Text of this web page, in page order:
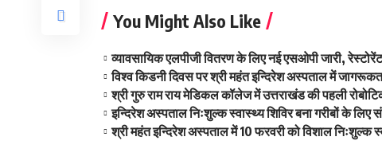
You Might Also Like
व्यावसायिक एलपीजी वितरण के लिए नई एसओपी जारी,
विश्व किडनी दिवस पर श्री महंत इन्दिरेश अस्पताल में
श्री गुरु राम राय मेडिकल कॉलेज में उत्तराखंड की पहली
इन्दिरेश अस्पताल निःशुल्क स्वास्थ्य शिविर बना गरीबों के
श्री महंत इन्दिरेश अस्पताल में 10 फरवरी को विशाल निःशुल्क